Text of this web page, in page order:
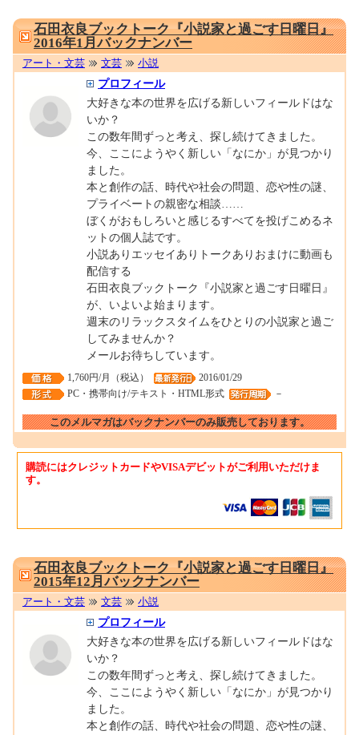
石田衣良ブックトーク『小説家と過ごす日曜日』
2016年1月バックナンバー
アート・文芸 文芸 小説
プロフィール
大好きな本の世界を広げる新しいフィールドはな
いか？
この数年間ずっと考え、探し続けてきました。
今、ここにようやく新しい「なにか」が見つかり
ました。
本と創作の話、時代や社会の問題、恋や性の謎、
プライベートの親密な相談……
ぼくがおもしろいと感じるすべてを投げこめるネ
ットの個人誌です。
小説ありエッセイありトークありおまけに動画も
配信する
石田衣良ブックトーク『小説家と過ごす日曜日』
が、いよいよ始まります。
週末のリラックスタイムをひとりの小説家と過ご
してみませんか？
メールお待ちしています。
1,760円/月（税込）
2016/01/29
PC・携帯向け/テキスト・HTML形式
－
このメルマガはバックナンバーのみ販売しております。
購読にはクレジットカードやVISAデビットがご利用いただけま
す。
石田衣良ブックトーク『小説家と過ごす日曜日』
2015年12月バックナンバー
アート・文芸 文芸 小説
プロフィール
大好きな本の世界を広げる新しいフィールドはな
いか？
この数年間ずっと考え、探し続けてきました。
今、ここにようやく新しい「なにか」が見つかり
ました。
本と創作の話、時代や社会の問題、恋や性の謎、